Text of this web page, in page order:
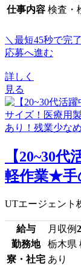
仕事内容 検査・
＼最短45秒で完
応募へ進む
詳しく
見る
【20~30
軽作業★手
UTエージェント
給与 月収例
勤務地
栃木県
寮・社宅 あり